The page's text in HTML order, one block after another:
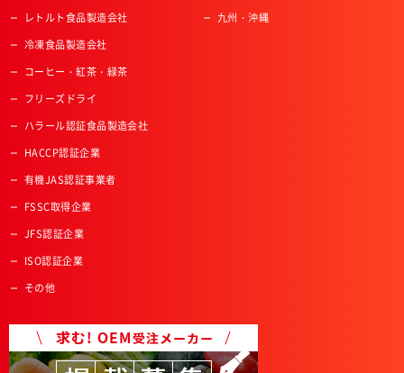
レトルト食品製造会社
冷凍食品製造会社
コーヒー・紅茶・緑茶
フリーズドライ
ハラール認証食品製造会社
HACCP認証企業
有機JAS認証事業者
FSSC取得企業
JFS認証企業
ISO認証企業
その他
九州・沖縄